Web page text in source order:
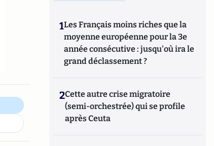
1Les Français moins riches que la
moyenne européenne pour la 3e
année consécutive : jusqu'où ira le
grand déclassement ?
2Cette autre crise migratoire
(semi-orchestrée) qui se profile
après Ceuta